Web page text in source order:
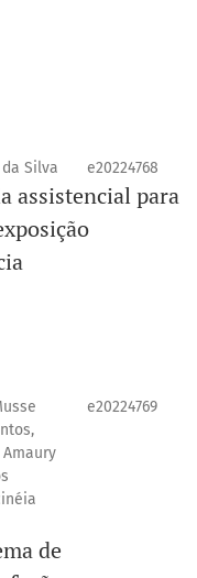
Silva e20224768
assistencial para
e20224769
de